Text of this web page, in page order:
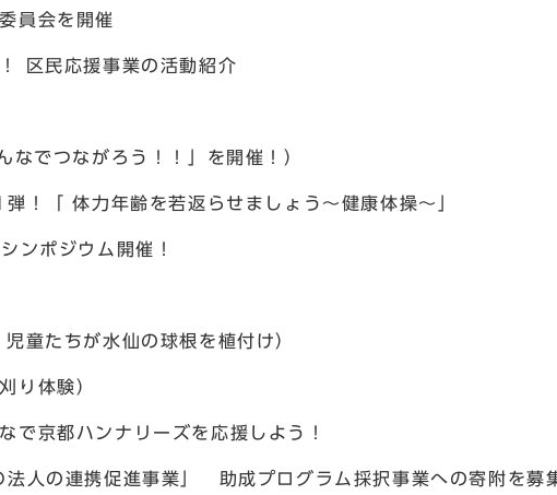
員会を開催
区民応援事業の活動紹介
なでつながろう！！」を開催！）
！「 体力年齢を若返らせましょう〜健康体操〜」
ンポジウム開催！
児童たちが水仙の球根を植付け）
り体験）
で京都ハンナリーズを応援しよう！
法人の連携促進事業」 助成プログラム採択事業への寄附を募